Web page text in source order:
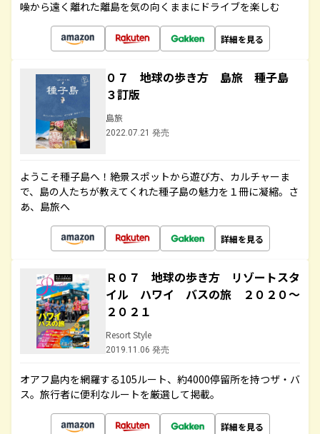
噪から遠く離れた離島を気の向くままにドライブを楽しむ
詳細を見る
０７ 地球の歩き方 島旅 種子島
３訂版
島旅
2022.07.21 発売
ようこそ種子島へ！絶景スポットから遊び方、カルチャーま
で、島の人たちが教えてくれた種子島の魅力を１冊に凝縮。さ
あ、島旅へ
詳細を見る
Ｒ０７ 地球の歩き方 リゾートスタ
イル ハワイ バスの旅 ２０２０～
２０２１
Resort Style
2019.11.06 発売
オアフ島内を網羅する105ルート、約4000停留所を持つザ・バ
ス。旅行者に便利なルートを厳選して掲載。
詳細を見る